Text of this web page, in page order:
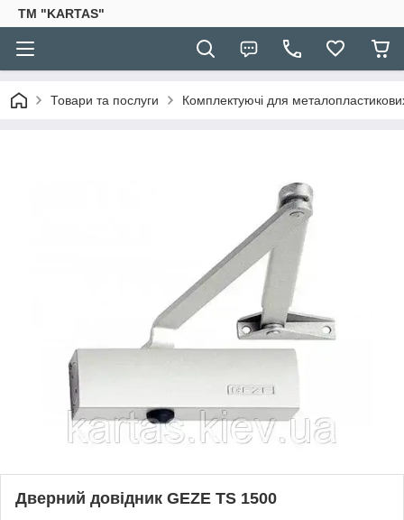
TM "KARTAS"
Товари та послуги Комплектуючі для
Дверний довідник GEZE TS 1500